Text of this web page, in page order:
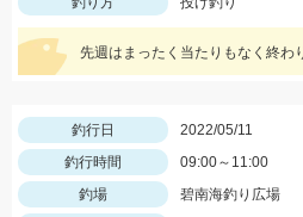
釣行日
2022/05/11
釣行時間
09:00～11:00
釣場
碧南海釣り広場